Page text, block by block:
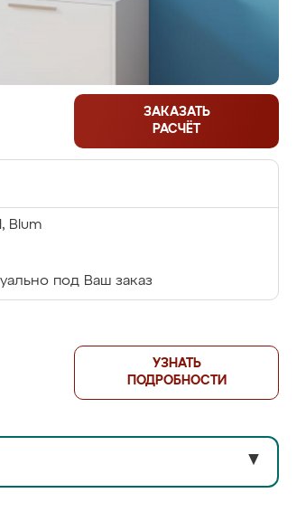
ЗАКАЗАТЬ
РАСЧЁТ
Blum
под Ваш заказ
УЗНАТЬ
ПОДРОБНОСТИ
▼